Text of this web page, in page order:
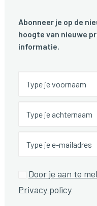
Abonneer je op de
hoogte van nieuwe
informatie.
Door je aan te
Privacy policy